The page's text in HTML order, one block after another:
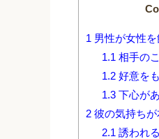
1 男性が女性
1.1 相手の
1.2好意を
1.3下心が
2 彼の気持ち
2.1 誘われ